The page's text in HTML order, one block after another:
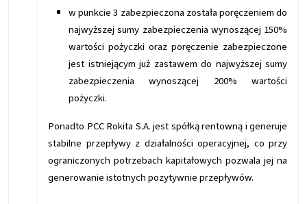
w punkcie 3 zabezpieczona została poręczeniem do
najwyższej sumy zabezpieczenia wynoszącej 150%
wartości pożyczki oraz poręczenie zabezpieczone
jest istniejącym już zastawem do najwyższej sumy
zabezpieczenia wynoszącej 200% wartości
pożyczki.
Ponadto PCC Rokita S.A. jest spółką rentowną i generuje
stabilne przepływy z działalności operacyjnej, co przy
ograniczonych potrzebach kapitałowych pozwala jej na
generowanie istotnych pozytywnie przepływów.